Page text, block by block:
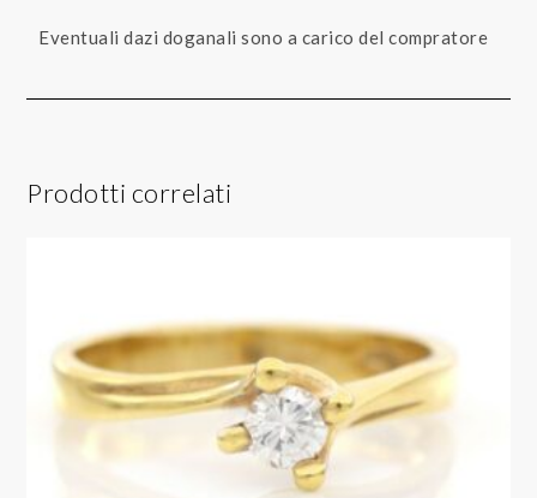
Eventuali dazi doganali sono a carico del compratore
Prodotti correlati